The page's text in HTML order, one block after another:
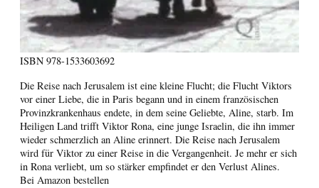
ISBN 978-1533603692
Die Reise nach Jerusalem ist eine kleine Flucht; die Flucht Viktors
vor einer Liebe, die in Paris begann und in einem französischen
Provinzkrankenhaus endete, in dem seine Geliebte, Aline, starb. Im
Heiligen Land trifft Viktor Rona, eine junge Israelin, die ihn immer
wieder schmerzlich an Aline erinnert. Die Reise nach Jerusalem
wird für Viktor zu einer Reise in die Vergangenheit. Je mehr er sich
in Rona verliebt, um so stärker empfindet er den Verlust Alines.
Bei Amazon bestellen